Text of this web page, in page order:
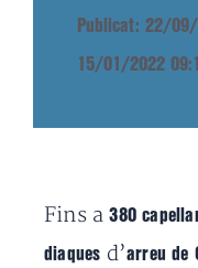
Publicat: 22/
15/01/2022
Fins a380
diaques d’arreu de